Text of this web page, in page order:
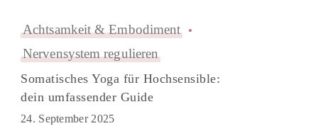
Achtsamkeit & Embodiment
Nervensystem regulieren
Somatisches Yoga für Hochsensible:
dein umfassender Guide
24. September 2025